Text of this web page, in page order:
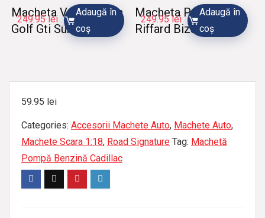
Macheta Volkswagen
Golf Gti SunStar
249.95lei
Adaugă în
coș
Macheta Panhard
Riffard Bizarre
249.95lei
Adaugă în
coș
59.95 lei
Categories: Accesorii Machete Auto, Machete Auto,
Machete Scara 1:18, Road Signature Tag: Machetă
Pompă Benzină Cadillac